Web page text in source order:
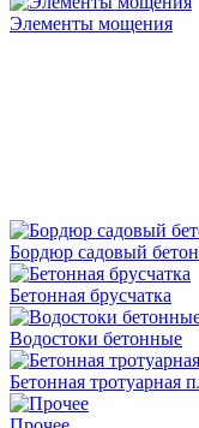
Элементы мощения
Бордюр садовый
Бетонная брусчатка
Водостоки бетонные
Бетонная тротуарная